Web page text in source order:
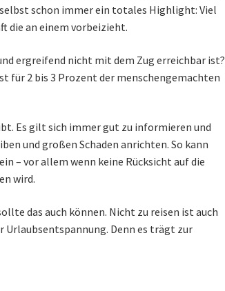
schon immer ein totales Highlight: Viel
die an einem vorbeizieht.
ergreifend nicht mit dem Zug erreichbar ist?
für 2 bis 3 Prozent der menschengemachten
Es gilt sich immer gut zu informieren und
und großen Schaden anrichten. So kann
– vor allem wenn keine Rücksicht auf die
wird.
das auch können. Nicht zu reisen ist auch
Urlaubsentspannung. Denn es trägt zur